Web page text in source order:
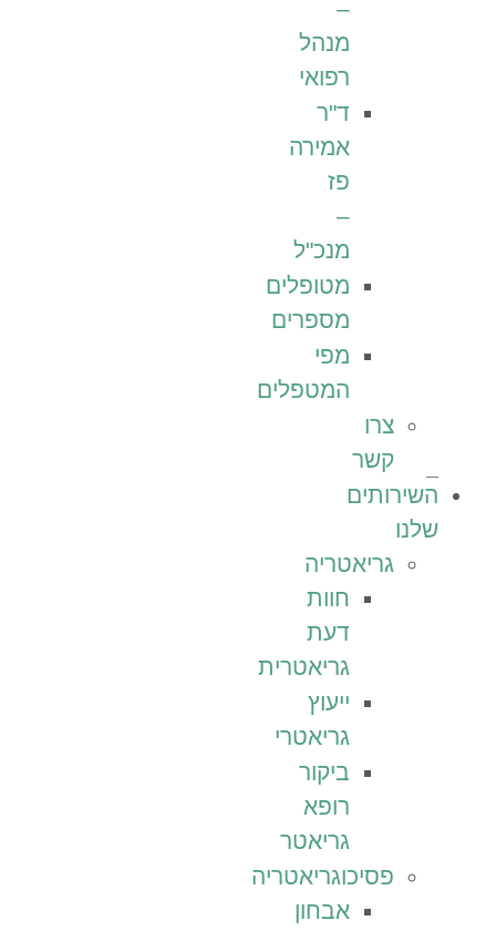
מנהל
רפואי
ד"ר
אמירה
פז
מנכ"ל
מטופלים
מספרים
מפי
המטפלים
צרו
קשר
השירותים
שלנו
גריאטריה
חוות
דעת
גריאטרית
ייעוץ
גריאטרי
ביקור
רופא
גריאטר
פסיכוגריאטריה
אבחון